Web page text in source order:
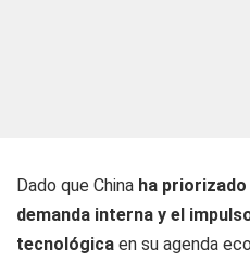
Dado que China ha priorizado
demanda interna y el
tecnológica en su agenda